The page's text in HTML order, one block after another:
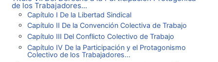
de los Trabajadores...
Capítulo I De la Libertad Sindical
Capítulo II De la Convención Colectiva de Trabajo
Capítulo III Del Conflicto Colectivo de Trabajo
Capítulo IV De la Participación y el Protagonismo
Colectivo de los Trabajadores...